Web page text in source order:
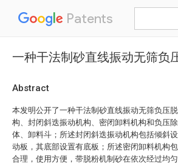
Patents
一种干法制砂直线振动无筛负
Abstract
本发明公开了一种干法制砂直线振动无筛负压
构、封闭斜迭振动机构、密闭卸料机构和负压
体、卸料斗；所述封闭斜迭振动机构包括倾斜
动板，其底部设置有底板；所述密闭卸料机构
合理，使用方便，带脱粉机制砂在依次经过均